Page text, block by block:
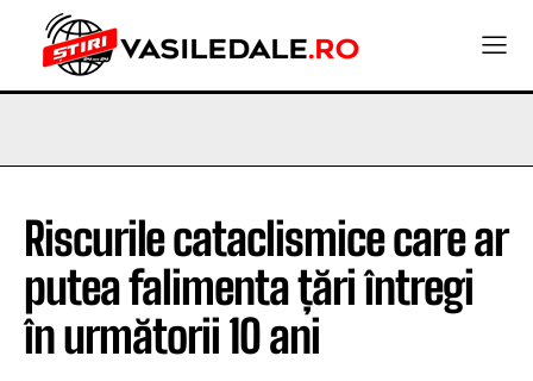
Riscurile cataclismice care ar
putea falimenta țări întregi
în următorii 10 ani